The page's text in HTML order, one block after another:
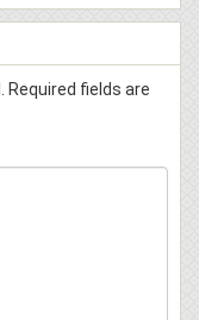
Required fields are